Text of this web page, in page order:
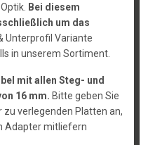
Bei diesem
um das
Unterprofil Variante
in unserem Sortiment.
mit allen Steg- und
16 mm. Bitte geben Sie
zu verlegenden Platten an,
Adapter mitliefern